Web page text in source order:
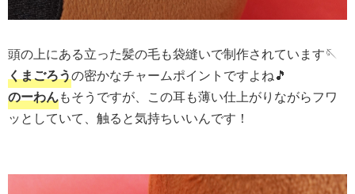
頭の上にある立った髪の毛も袋縫いで制作されています🪡
くまごろうの密かなチャームポイントですよね🎵
のーわんもそうですが、この耳も薄い仕上がりながらフワ
ッとしていて、触ると気持ちいいんです！